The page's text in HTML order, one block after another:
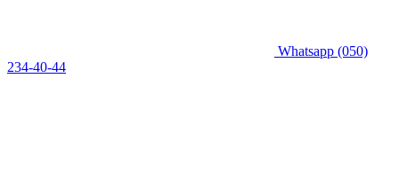
Whatsapp (050)
234-40-44